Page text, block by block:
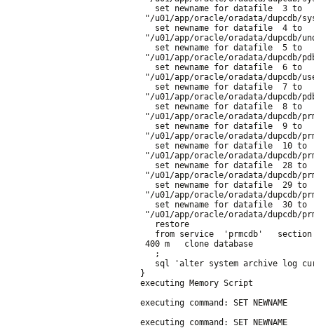
set newname for datafile  3 to
"/u01/app/oracle/oradata/dupcdb/
set newname for datafile  4 to
"/u01/app/oracle/oradata/dupcdb/
set newname for datafile  5 to
"/u01/app/oracle/oradata/dupcdb/
set newname for datafile  6 to
"/u01/app/oracle/oradata/dupcdb/
set newname for datafile  7 to
"/u01/app/oracle/oradata/dupcdb/
set newname for datafile  8 to
"/u01/app/oracle/oradata/dupcdb/
set newname for datafile  9 to
"/u01/app/oracle/oradata/dupcdb/
set newname for datafile  10 to
"/u01/app/oracle/oradata/dupcdb/
set newname for datafile  28 to
"/u01/app/oracle/oradata/dupcdb/
set newname for datafile  29 to
"/u01/app/oracle/oradata/dupcdb/
set newname for datafile  30 to
"/u01/app/oracle/oradata/dupcdb/
restore
from service  'prmcdb'
400 m   clone database
;
sql 'alter system archive log
}
executing Memory Script
executing command: SET NEWNAME
executing command: SET NEWNAME